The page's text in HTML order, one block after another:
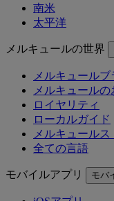
南米
太平洋
メルキュールの世界
メルキュールブ
メルキュールの
ロイヤリティ
ローカルガイド
メルキュールス
全ての言語
モバイルアプリ モバ